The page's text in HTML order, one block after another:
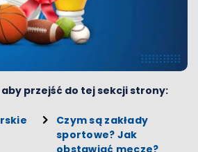
przejść do tej sekcji strony:
Czym są zakłady
sportowe? Jak